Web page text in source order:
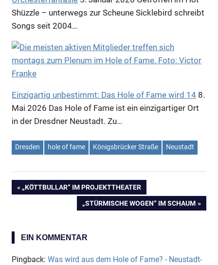
Shüzzle – unterwegs zur Scheune Sicklebird schreibt
Songs seit 2004…
Einzigartig unbestimmt: Das Hole of Fame wird 14 8.
Mai 2026 Das Hole of Fame ist ein einzigartiger Ort
in der Dresdner Neustadt. Zu…
Dresden hole of fame Königsbrücker Straße Neustadt
Beitragsnavigation
VORHERIGER
„KÖTTBULLAR“ IM PROJEKTTHEATER
NÄCHSTER
„STÜRMISCHE WOGEN“ IM SCHAUM
EIN KOMMENTAR
Pingback: Was wird aus dem Hole of Fame? - Neustadt-